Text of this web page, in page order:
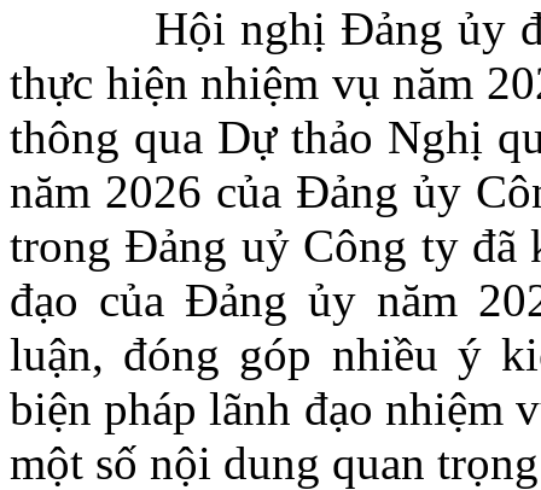
Hội nghị Đảng ủy đã
thực hiện nhiệm vụ năm
thông qua Dự thảo Nghị
năm 2026 của Đảng ủy
trong Đảng uỷ Công ty đã
đạo của Đảng ủy năm
luận, đóng góp nhiều ý
biện pháp lãnh đạo nhiệm
một số nội dung quan